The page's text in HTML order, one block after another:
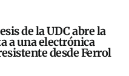
de la UDC abre la
a una electrónica
desde Ferrol